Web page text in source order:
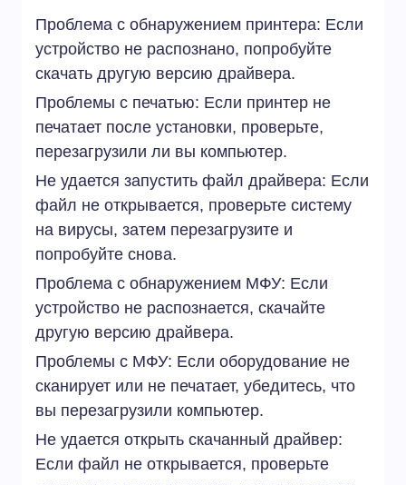
Проблема с обнаружением принтера: Если
устройство не распознано, попробуйте
скачать другую версию драйвера.
Проблемы с печатью: Если принтер не
печатает после установки, проверьте,
перезагрузили ли вы компьютер.
Не удается запустить файл драйвера: Если
файл не открывается, проверьте систему
на вирусы, затем перезагрузите и
попробуйте снова.
Проблема с обнаружением МФУ: Если
устройство не распознается, скачайте
другую версию драйвера.
Проблемы с МФУ: Если оборудование не
сканирует или не печатает, убедитесь, что
вы перезагрузили компьютер.
Не удается открыть скачанный драйвер:
Если файл не открывается, проверьте